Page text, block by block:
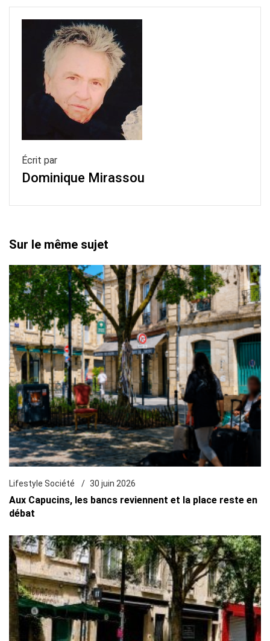
Écrit par
Dominique Mirassou
Sur le même sujet
Lifestyle Société 30 juin 2026
Aux Capucins, les bancs reviennent et la place reste en
débat